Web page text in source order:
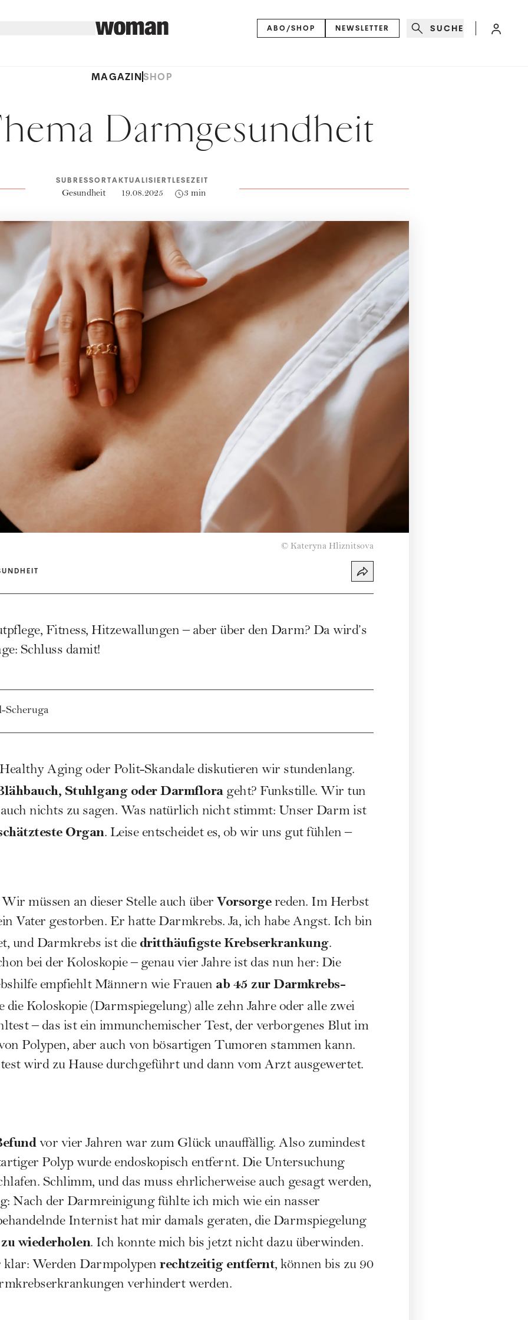
ABO/SHOP NEWSLETTER SUCHE
MAGAZINSHOP
Darmgesundheit
SUBRESSORT
Gesundheit
AKTUALISIERT
19.08.2025
LESEZEIT
3 min
© Kateryna Hliznitsova
Fitness, Hitzewallungen – aber über den Darm? Da wird’s
Schluss damit!
Aging oder Polit-Skandale diskutieren wir stundenlang.
Stuhlgang oder Darmflorageht? Funkstille. Wir tun
nichts zu sagen. Was natürlich nicht stimmt: Unser Darm ist
Organ. Leise entscheidet es, ob wir uns gut fühlen –
müssen an dieser Stelle auch über Vorsorgereden. Im Herbst
Vater gestorben. Er hatte Darmkrebs. Ja, ich habe Angst. Ich bin
und Darmkrebs ist die dritthäufigste Krebserkrankung.
bei der Koloskopie – genau vier Jahre ist das nun her: Die
empfiehlt Männern wie Frauen ab 45 zur Darmkrebs-
die Koloskopie (Darmspiegelung) alle zehn Jahre oder alle zwei
– das ist ein immunchemischer Test, der verborgenes Blut im
Polypen, aber auch von bösartigen Tumoren stammen kann.
wird zu Hause durchgeführt und dann vom Arzt ausgewertet.
vor vier Jahren war zum Glück unauffällig. Also zumindest
Polyp wurde endoskopisch entfernt. Die Untersuchung
Schlimm, und das muss ehrlicherweise auch gesagt werden,
Nach der Darmreinigung fühlte ich mich wie ein nasser
Internist hat mir damals geraten, die Darmspiegelung
wiederholen. Ich konnte mich bis jetzt nicht dazu überwinden.
Werden Darmpolypen rechtzeitig entfernt, können bis zu 90
verhindert werden.